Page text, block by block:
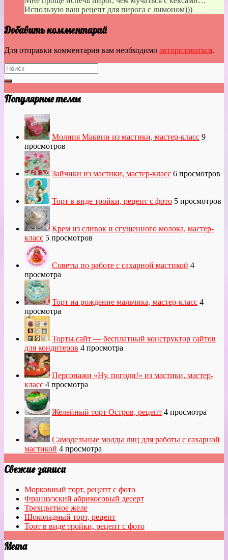
Использую ваш рецепт для пирога с лимоном)))
Добавить комментарий
Для отправки комментария вам необходимо авторизоваться.
Популярные темы
Молния Маквин из мастики, мастер-класс 9
просмотров
Зайчики из мастики, мастер-класс 6 просмотров
Торт в виде тройки, рецепт с фото 5 просмотров
Крем из сливок и сгущенного молока, мастер-
класс 5 просмотров
Советы по работе с сахарной мастикой 4
просмотра
Торт на рождение мальчика, мастер-класс 4
просмотра
Торты.сайт — бесплатный конструктор сайтов
для кондитеров 4 просмотра
Персонажи «Ну, погоди!» из мастики, мастер-
класс 4 просмотра
Желейный торт Остров, рецепт 4 просмотра
Самодельные молды лиц для работы с сахарной
мастикой 4 просмотра
Свежие записи
Морковный торт, рецепт с фото
Французский абрикосовый десерт
Трехцветное желе
Шоколадный торт, рецепт
Торт в виде тройки, рецепт с фото
Мета